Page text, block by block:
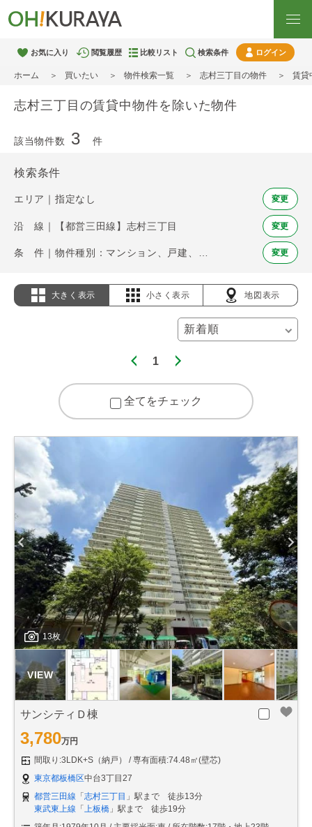
お気に入り 閲覧履歴 比較リスト 検索条件 ログイン
ホーム 買いたい 物件検索一覧 志村三丁目の物件 賃貸
志村三丁目の賃貸中物件を除いた物件
該当物件数 3 件
検索条件
エリア｜指定なし 変更
沿 線｜【都営三田線】志村三丁目 変更
変更
大きく表示 小さく表示 地図表示
1
全てをチェック
13枚
サンシティＤ棟
3,780万円
間取り:3LDK+S（納戸）
専有面積:74.48㎡(壁芯)
東京都板橋区中台3丁目27
都営三田線 「 志村三丁目 」駅まで 徒歩13分
東武東上線 「 上板橋 」駅まで 徒歩19分